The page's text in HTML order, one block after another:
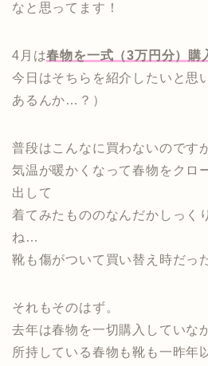
なと思ってます！
4月は春物を一式（3万円分）購
今日はそちらを紹介したいと思
あるんか…？）
普段はこんなに買わないのです
気温が暖かくなって春物をクロ
出して
着てみたもののなんだかしっく
ね…
靴も傷がついて買い替え時だっ
それもそのはず。
去年は春物を一切購入していな
所持している春物も靴も一昨年